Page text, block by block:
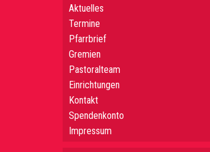
Aktuelles
Termine
Pfarrbrief
Gremien
Pastoralteam
Einrichtungen
Kontakt
Spendenkonto
Impressum